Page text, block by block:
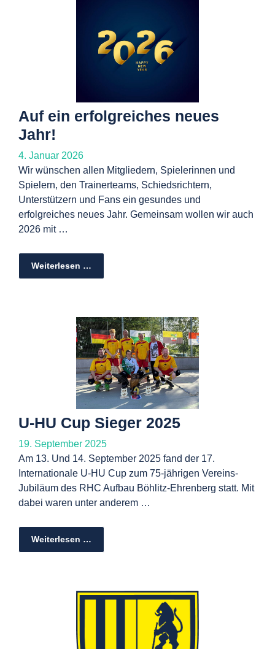
Auf ein erfolgreiches neues
Jahr!
4. Januar 2026
Wir wünschen allen Mitgliedern, Spielerinnen und
Spielern, den Trainerteams, Schiedsrichtern,
Unterstützern und Fans ein gesundes und
erfolgreiches neues Jahr. Gemeinsam wollen wir auch
2026 mit …
Weiterlesen …
U-HU Cup Sieger 2025
19. September 2025
Am 13. Und 14. September 2025 fand der 17.
Internationale U-HU Cup zum 75-jährigen Vereins-
Jubiläum des RHC Aufbau Böhlitz-Ehrenberg statt. Mit
dabei waren unter anderem …
Weiterlesen …